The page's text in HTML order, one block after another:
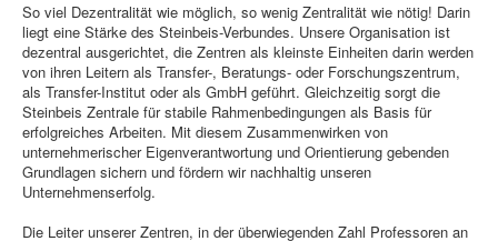
So viel Dezentralität wie möglich, so wenig Zentralität wie nötig! Darin
liegt eine Stärke des Steinbeis-Verbundes. Unsere Organisation ist
dezentral ausgerichtet, die Zentren als kleinste Einheiten darin werden
von ihren Leitern als Transfer-, Beratungs- oder Forschungszentrum,
als Transfer-Institut oder als GmbH geführt. Gleichzeitig sorgt die
Steinbeis Zentrale für stabile Rahmenbedingungen als Basis für
erfolgreiches Arbeiten. Mit diesem Zusammenwirken von
unternehmerischer Eigenverantwortung und Orientierung gebenden
Grundlagen sichern und fördern wir nachhaltig unseren
Unternehmenserfolg.
Die Leiter unserer Zentren, in der überwiegenden Zahl Professoren an